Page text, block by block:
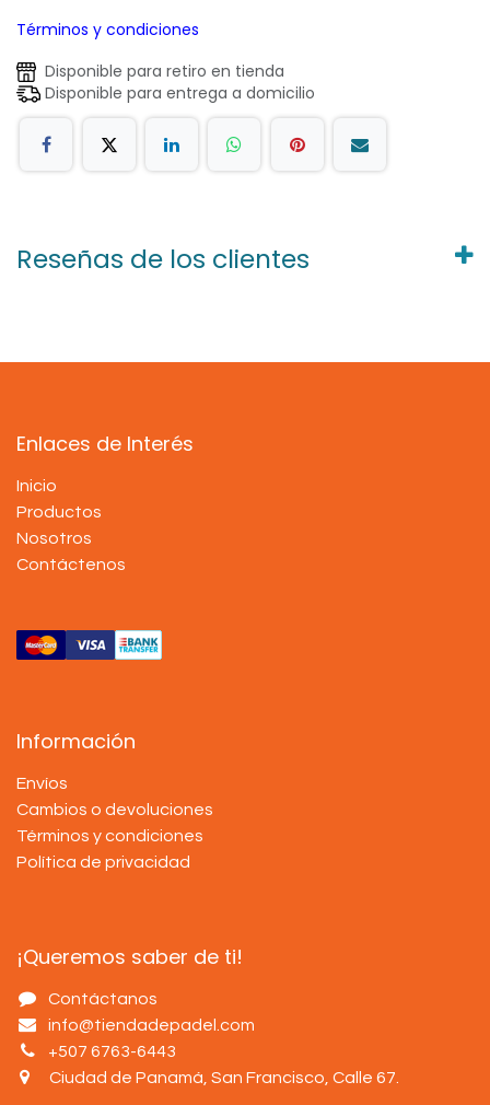
Términos y condiciones
Disponible para retiro en tienda
Disponible para entrega a domicilio
Reseñas de los clientes
Enlaces de Interés
Inicio
Productos
Nosotros
Contáctenos
Información
Envíos
Cambios o devoluciones
Términos y condiciones
Política de privacidad
¡Queremos saber de ti!
Contáctanos
info@tiendadepadel.com
+507 6763-6443
Ciudad de Panamá, San Francisco, Calle 67.